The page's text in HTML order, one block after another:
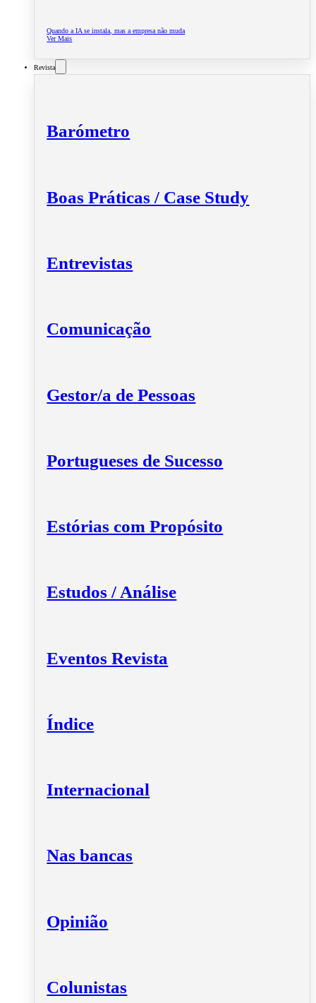
Quando a IA se instala, mas a empresa não muda
Ver Mais
Revista
Barómetro
Boas Práticas / Case Study
Entrevistas
Comunicação
Gestor/a de Pessoas
Portugueses de Sucesso
Estórias com Propósito
Estudos / Análise
Eventos Revista
Índice
Internacional
Nas bancas
Opinião
Colunistas